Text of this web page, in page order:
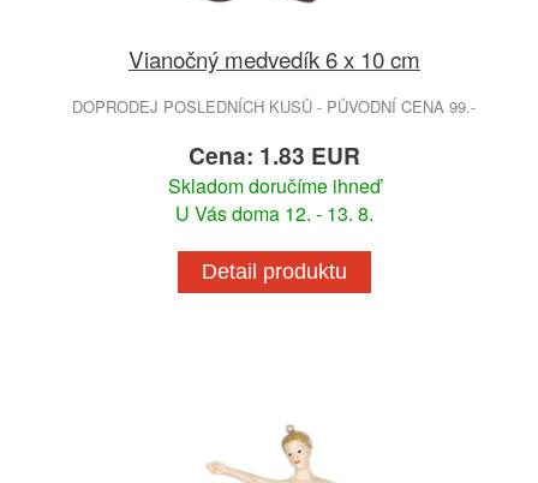
Vianočný medvedík 6 x 10 cm
DOPRODEJ POSLEDNÍCH KUSŮ - PŮVODNÍ CENA 99.-
Cena: 1.83 EUR
Skladom doručíme ihneď
U Vás doma 12. - 13. 8.
Detail produktu